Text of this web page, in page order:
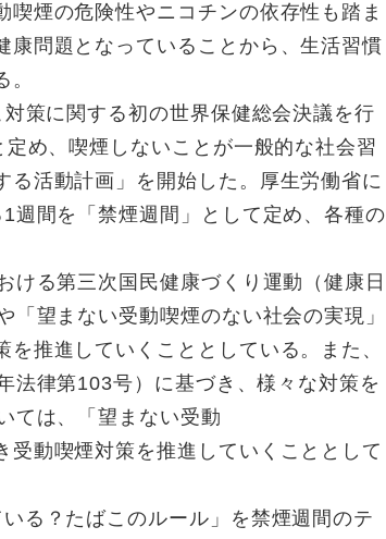
煙の危険性やニコチンの依存性も踏ま
康問題となっていることから、生活習慣
策に関する初の世界保健総会決議を行
め、喫煙しないことが一般的な社会習
活動計画」を開始した。厚生労働省に
週間を「禁煙週間」として定め、各種の
る第三次国民健康づくり運動（健康日
望まない受動喫煙のない社会の実現」
推進していくこととしている。また、
法律第103号）に基づき、様々な対策を
ては、「望まない受動
動喫煙対策を推進していくこととして
る？たばこのルール」を禁煙週間のテ